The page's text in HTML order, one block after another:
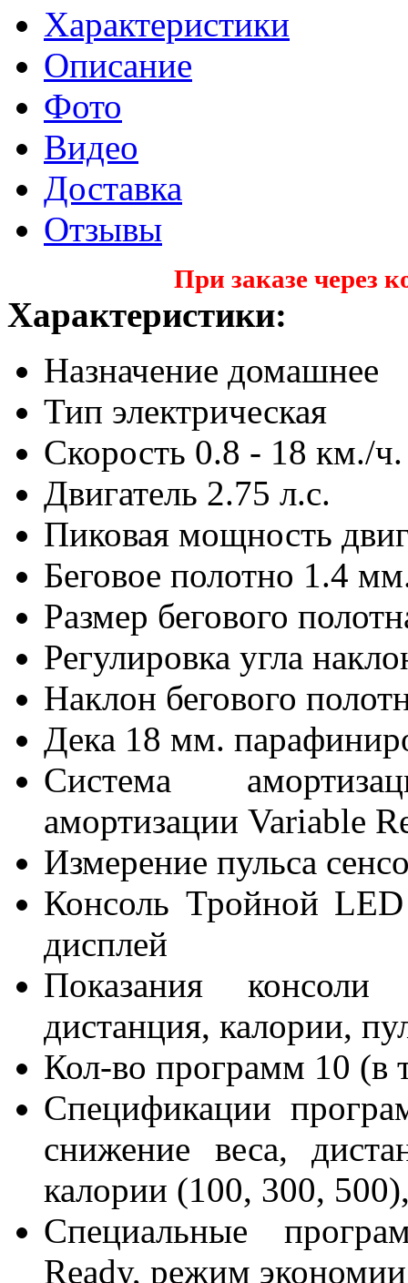
Характеристики
Описание
Фото
Видео
Доставка
Отзывы
При заказе через
Характеристики:
Назначение домашнее
Тип электрическая
Скорость 0.8 - 18 км./ч.
Двигатель 2.75 л.с.
Пиковая мощность
Беговое полотно 1.4
Размер бегового
Регулировка угла
Наклон бегового
Дека 18 мм.
Система
амортизации Variable
Измерение пульса
Консоль Тройной
дисплей
Показания консоли
дистанция, калории,
Кол-во программ 10 (в
Спецификации
снижение веса,
калории (100, 300,
Специальные
Ready, режим